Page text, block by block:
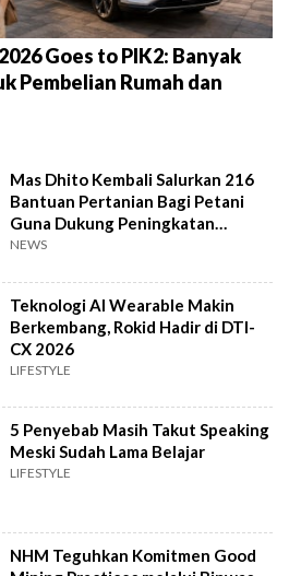
Goes to PIK2: Banyak
Pembelian Rumah dan
Mas Dhito Kembali Salurkan 216
Bantuan Pertanian Bagi Petani
Guna Dukung Peningkatan
Produksi
NEWS
Teknologi AI Wearable Makin
Berkembang, Rokid Hadir di DTI-
CX 2026
LIFESTYLE
5 Penyebab Masih Takut Speaking
Meski Sudah Lama Belajar
LIFESTYLE
NHM Teguhkan Komitmen Good